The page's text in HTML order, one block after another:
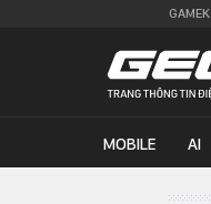
GAMEK
MOBILE AI